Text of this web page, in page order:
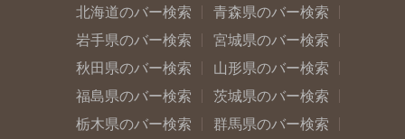
北海道のバー検索
青森県のバー検索
岩手県のバー検索
宮城県のバー検索
秋田県のバー検索
山形県のバー検索
福島県のバー検索
茨城県のバー検索
栃木県のバー検索
群馬県のバー検索